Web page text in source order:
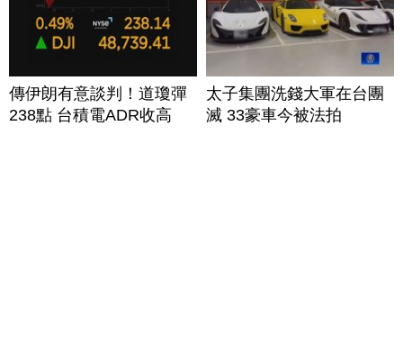
傳伊朗有意談判！道瓊彈
238點 台積電ADR收高
太子集團洗錢大軍在台團
滅 33豪車今被法拍